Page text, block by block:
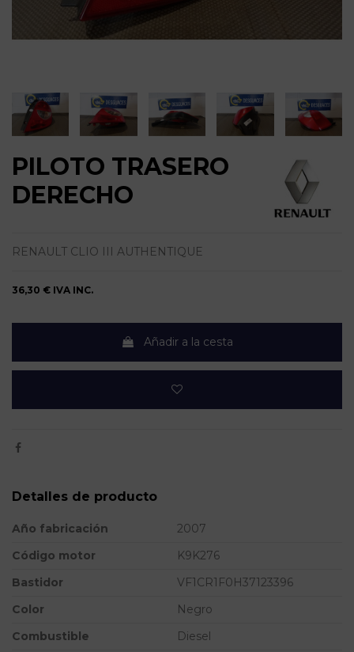
PILOTO TRASERO
DERECHO
RENAULT CLIO III AUTHENTIQUE
36,30 € IVA INC.
Añadir a la cesta
Detalles de producto
Año fabricación
2007
Código motor
K9K276
Bastidor
VF1CR1F0H37123396
Color
Negro
Combustible
Diesel